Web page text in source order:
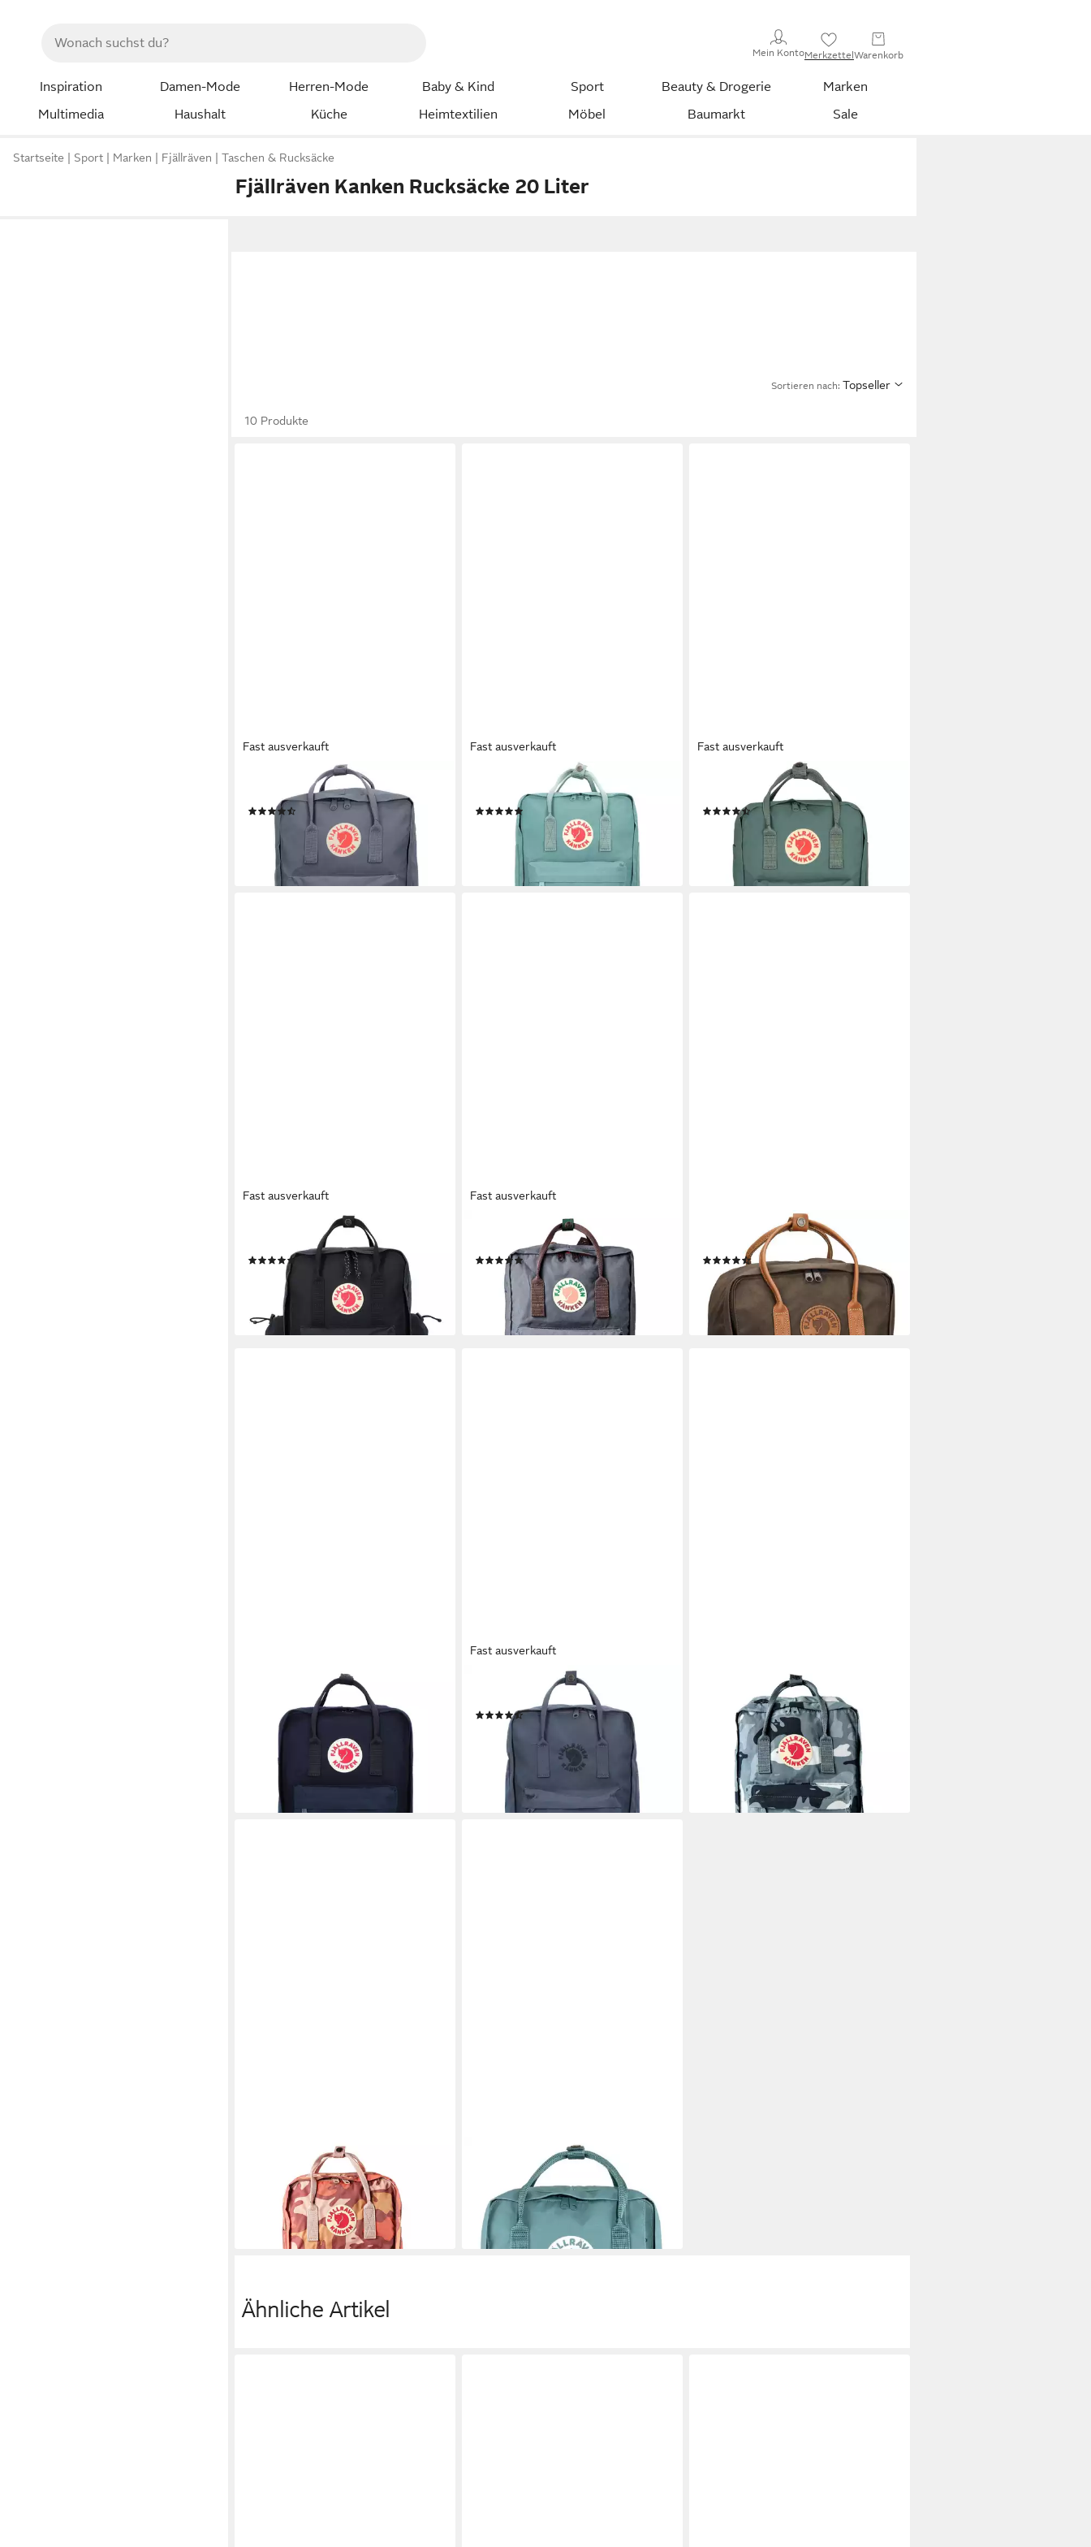
Mein KontoMerkzettelWarenkorb
Inspiration Damen-Mode Herren-Mode Baby & Kind Sport Beauty & Drogerie
Marken
Multimedia
Haushalt Küche Heimtextilien Möbel Baumarkt Sale
Startseite Sport Marken Fjällräven Taschen & Rucksäcke
Fjällräven Kanken Rucksäcke 20 Liter
Sortieren nach: Topseller
10 Produkte
Fast ausverkauft
Rucksack Kanken, Polyester
(73)
ab 89,23 €
lieferbar - in 2-3 Werktagen bei dir
+38
Fast ausverkauft
Daypack Kanken, Polyester
ab 113,91 €
lieferbar - in 2-3 Werktagen bei dir
+6
Fast ausverkauft
Daypack Kanken, Polyester
(7)
ab 106,42 €
lieferbar - in 2-3 Werktagen bei dir
+14
Fast ausverkauft
Daypack Kanken Outlong, Kunststoff
(2)
ab 134,57 €
lieferbar - in 2-3 Werktagen bei dir
+1
Fast ausverkauft
Rucksack Kanken, Nylon
(1)
99,95 €
lieferbar - in 2-3 Werktagen bei dir
Rucksack Kanken No.2
(3)
149,95 €
lieferbar - in 2-3 Werktagen bei dir
+2
Rucksack Kanken, Wolle
154,50 €
UVP169,95 €
lieferbar - in 2-3 Werktagen bei dir
Fast ausverkauft
Rucksack Re-Kanken, Polyester
(8)
ab 94,80 € UVP
lieferbar - in 2-3 Werktagen bei dir
Rucksack Kanken, Polyester
109,95 €
lieferbar - in 2-3 Werktagen bei dir
Rucksack Kanken, Polyester
139,95 €
lieferbar - in 2-3 Werktagen bei dir
Rucksack Kånken (Set, 2-tlg)
139,95 €
lieferbar - in 6-7 Werktagen bei dir
Ähnliche Artikel